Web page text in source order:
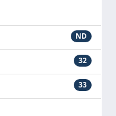
ND
32
33